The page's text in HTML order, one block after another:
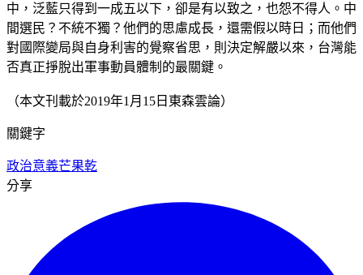
中，泛藍只得到一成五以下，卻是有以致之，也怨不得人。中
間選民？不統不獨？他們的思慮成長，還需假以時日；而他們
對國際變局與自身利害的覺察省思，則決定解嚴以來，台灣能
否真正掙脫出軍事動員體制的最關鍵。
（本文刊載於2019年1月15日東森雲論）
關鍵字
政治意義芒果乾
分享